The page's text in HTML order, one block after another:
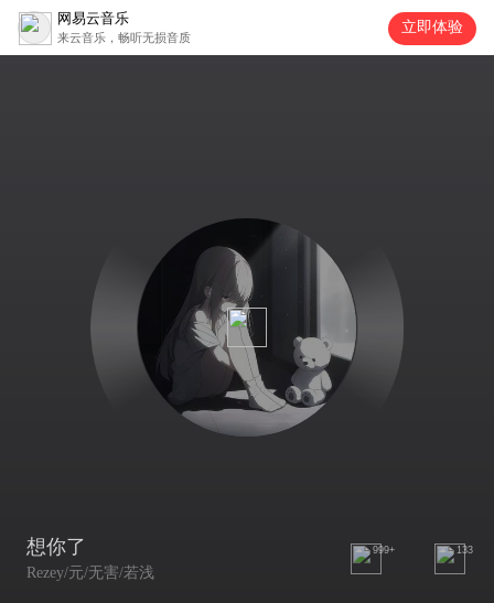
网易云音乐
来云音乐，畅听无损音质
立即体验
想你了
Rezey/元/无害/若浅
999+ 133